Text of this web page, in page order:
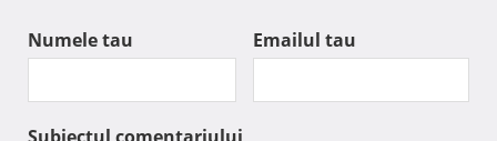
Numele tau Emailul tau